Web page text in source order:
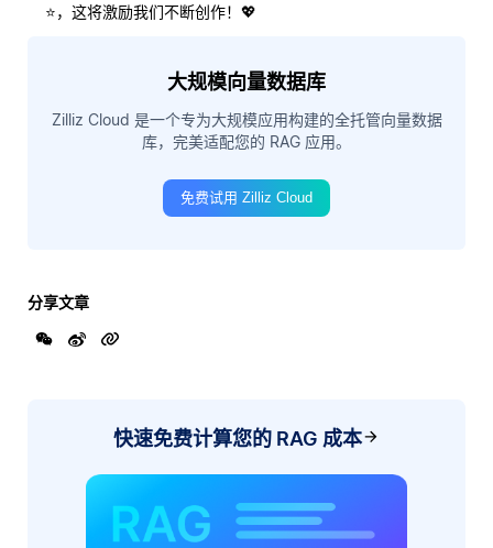
⭐，这将激励我们不断创作！💖
大规模向量数据库
Zilliz Cloud 是一个专为大规模应用构建的全托管向量数据
库，完美适配您的 RAG 应用。
免费试用 Zilliz Cloud
分享文章
快速免费计算您的 RAG 成本